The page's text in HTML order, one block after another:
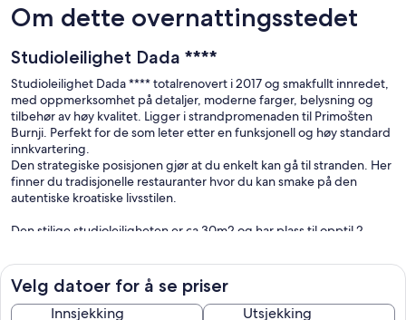
Om dette overnattingsstedet
Studioleilighet Dada ****
Studioleilighet Dada **** totalrenovert i 2017 og smakfullt innredet,
med oppmerksomhet på detaljer, moderne farger, belysning og
tilbehør av høy kvalitet. Ligger i strandpromenaden til Primošten
Burnji. Perfekt for de som leter etter en funksjonell og høy standard
innkvartering.
Den strategiske posisjonen gjør at du enkelt kan gå til stranden. Her
finner du tradisjonelle restauranter hvor du kan smake på den
autentiske kroatiske livsstilen.
Den stilige studioleiligheten er ca 30m2 og har plass til opptil 2
av soverom med dobbeltseng, LCD-TV, klimaanlegg og "walk in" -
skap. Herfra er det tilgang til det velutstyrte moderne kjøkkenet og
en spiseplass med bord og stoler. Det er også ferdigstilt og
restaurert bad, med "walk-in" -dusj.
Velg datoer for å se priser
Innsjekking Utsjekking